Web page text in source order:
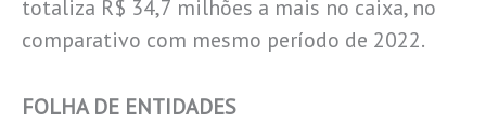
totaliza R$ 34,7 milhões a mais no caixa, no
comparativo com mesmo período de 2022.
FOLHA DE ENTIDADES